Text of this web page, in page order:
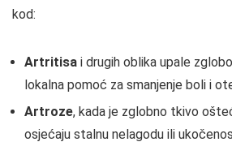
kod:
Artritisa i drugih oblika upale
lokalna pomoć za smanjenje boli i
Artroze, kada je zglobno tkivo
osjećaju stalnu nelagodu ili